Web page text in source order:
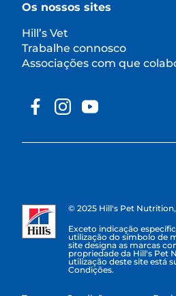
Os nossos sites
Hill’s Vet
Trabalhe connosco
Associações com que
© 2025 Hill's Pet
Exceto indicação
utilização do símbolo de
site designa as marcas
propriedade da Hill's Pet
utilização deste site está
Condições.